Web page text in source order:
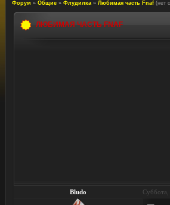
Форум » Общие » Флудилка » Любимая часть Fnaf (нет
ЛЮБИМАЯ ЧАСТЬ FNAF
Bludo